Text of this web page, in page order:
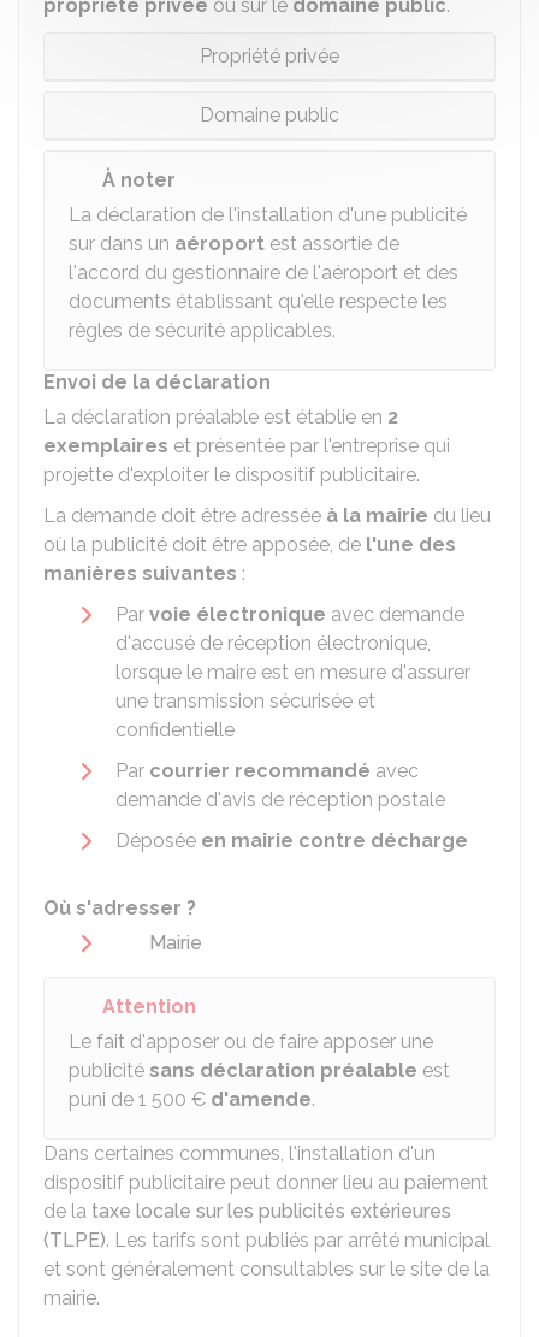
propriété privée ou sur le domaine public.
Propriété privée
Domaine public
À noter
La déclaration de l'installation d'une publicité
sur dans un aéroport est assortie de
l'accord du gestionnaire de l'aéroport et des
documents établissant qu'elle respecte les
règles de sécurité applicables.
Envoi de la déclaration
La déclaration préalable est établie en 2
exemplaires et présentée par l'entreprise qui
projette d'exploiter le dispositif publicitaire.
La demande doit être adressée à la mairie du lieu
où la publicité doit être apposée, de l'une des
manières suivantes :
Par voie électronique avec demande
d'accusé de réception électronique,
lorsque le maire est en mesure d'assurer
une transmission sécurisée et
confidentielle
Par courrier recommandé avec
demande d'avis de réception postale
Déposée en mairie contre décharge
Où s'adresser ?
Mairie
Attention
Le fait d'apposer ou de faire apposer une
publicité sans déclaration préalable est
puni de 1 500 € d'amende.
Dans certaines communes, l'installation d'un
dispositif publicitaire peut donner lieu au paiement
de la taxe locale sur les publicités extérieures
(TLPE). Les tarifs sont publiés par arrêté municipal
et sont généralement consultables sur le site de la
mairie.